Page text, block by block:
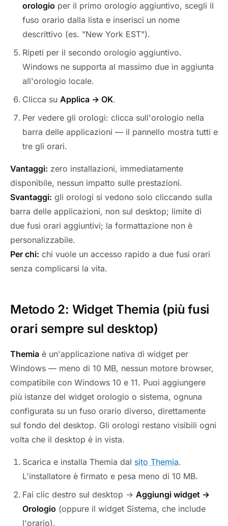
orologio per il primo orologio aggiuntivo, scegli il
fuso orario dalla lista e inserisci un nome
descrittivo (es. "New York EST").
Ripeti per il secondo orologio aggiuntivo.
Windows ne supporta al massimo due in aggiunta
all'orologio locale.
Clicca su Applica → OK.
Per vedere gli orologi: clicca sull'orologio nella
barra delle applicazioni — il pannello mostra tutti e
tre gli orari.
Vantaggi: zero installazioni, immediatamente
disponibile, nessun impatto sulle prestazioni.
Svantaggi: gli orologi si vedono solo cliccando sulla
barra delle applicazioni, non sul desktop; limite di
due fusi orari aggiuntivi; la formattazione non è
personalizzabile.
Per chi: chi vuole un accesso rapido a due fusi orari
senza complicarsi la vita.
Metodo 2: Widget Themia (più fusi
orari sempre sul desktop)
Themia è un'applicazione nativa di widget per
Windows — meno di 10 MB, nessun motore browser,
compatibile con Windows 10 e 11. Puoi aggiungere
più istanze del widget orologio o sistema, ognuna
configurata su un fuso orario diverso, direttamente
sul fondo del desktop. Gli orologi restano visibili ogni
volta che il desktop è in vista.
Scarica e installa Themia dal sito Themia.
L'installatore è firmato e pesa meno di 10 MB.
Fai clic destro sul desktop → Aggiungi widget →
Orologio (oppure il widget Sistema, che include
l'orario).